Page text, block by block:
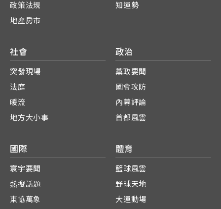
政策法規
地產房市
知運勢
社會
突發現場
法庭
暖流
地方大小事
政治
黨政要聞
國會攻防
內幕評論
首都風雲
國際
寰宇要聞
熱搜話題
東協萬象
體育
籃球風雲
野球天地
大運動場